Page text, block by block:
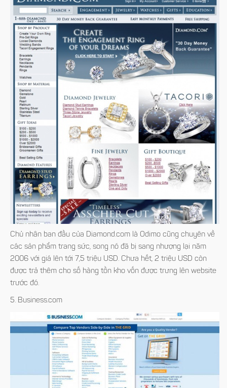
Chủ nhân ban đầu của Diamond.com là Odimo cũng chuyên về
các sản phẩm trang sức, song nó đã bị sang nhượng lại năm
2006 với giá lên tới 7,5 triệu USD. Chưa hết, 2 triệu USD còn
được trả thêm cho số hàng tồn kho vốn được trưng lên website
trước đó.
5. Business.com